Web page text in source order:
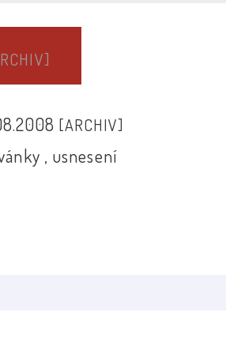
[ARCHIV]
, usnesení